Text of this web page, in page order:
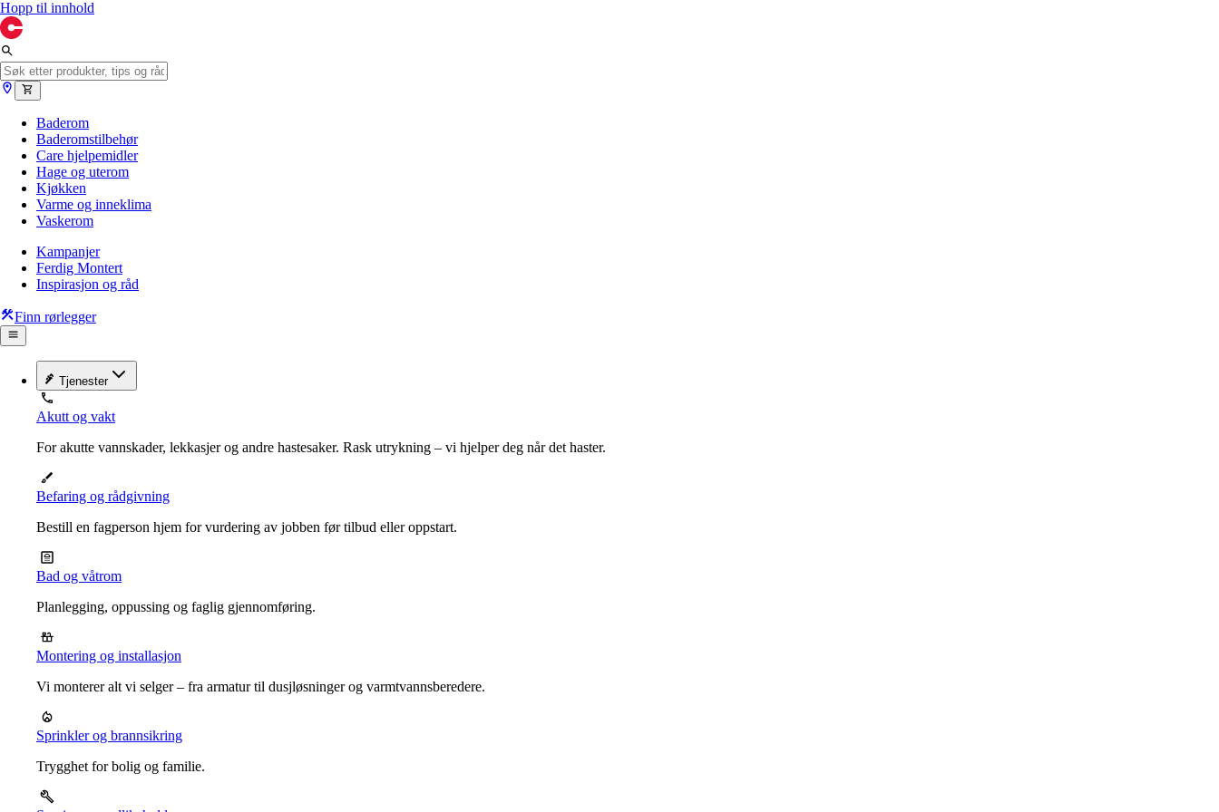
Hopp til innhold
Baderom
Baderomstilbehør
Care hjelpemidler
Hage og uterom
Kjøkken
Varme og inneklima
Vaskerom
Kampanjer
Ferdig Montert
Inspirasjon og råd
Finn rørlegger
Tjenester
Akutt og vakt
For akutte vannskader, lekkasjer og andre hastesaker. Rask utrykning – vi hjelper deg når det haster.
Befaring og rådgivning
Bestill en fagperson hjem for vurdering av jobben før tilbud eller oppstart.
Bad og våtrom
Planlegging, oppussing og faglig gjennomføring.
Montering og installasjon
Vi monterer alt vi selger – fra armatur til dusjløsninger og varmtvannsberedere.
Sprinkler og brannsikring
Trygghet for bolig og familie.